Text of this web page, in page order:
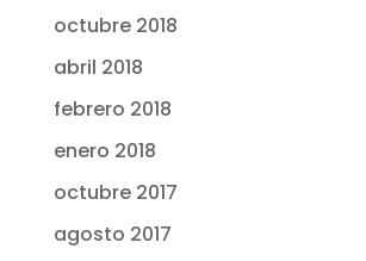
octubre 2018
abril 2018
febrero 2018
enero 2018
octubre 2017
agosto 2017